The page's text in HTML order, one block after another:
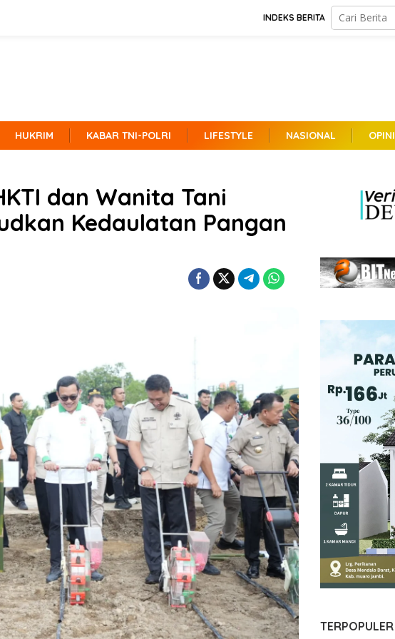
INDEKS BERITA
HUKRIM KABAR TNI-POLRI LIFESTYLE NASIONAL OPINI
dan Wanita Tani
Kedaulatan Pangan
TERPOPULER